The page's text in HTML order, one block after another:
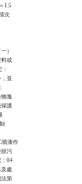
1.5
次
）
料或
，並
物逸
保護
噴漆作
狀污
：04
及處
法第